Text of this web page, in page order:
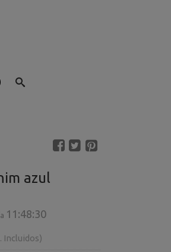
azul
11:48:30
Incluidos)